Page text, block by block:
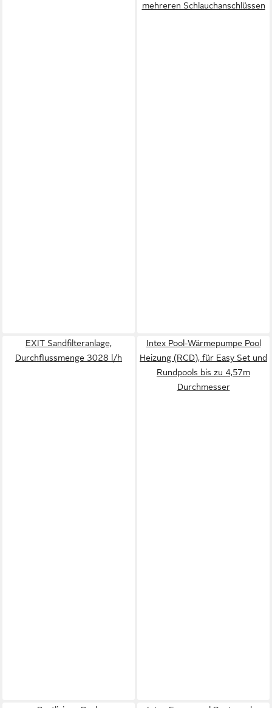
mehreren Schlauchanschlüssen
EXIT Sandfilteranlage,
Durchflussmenge 3028 l/h
Intex Pool-Wärmepumpe Pool
Heizung (RCD), für Easy Set und
Rundpools bis zu 4,57m
Durchmesser